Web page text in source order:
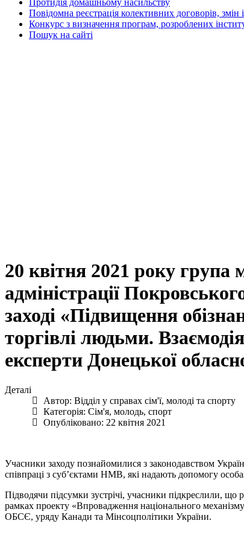
Протидія домашньому насильству
Повідомна реєстрація колективних договорів,
Конкурс з визначення програм, розроблених
Пошук на сайті
20 квітня 2021 року група
адміністрації
заході «Підвищення
торгівлі людьми.
експерти Донецької
Деталі
Автор: Відділ у справах сім'ї, молоді та спорту
Категорія: Сім'я, молодь, спорт
Опубліковано: 22 квітня 2021
Учасники заходу познайомилися з законодавством
співпраці з суб’єктами НМВ, які надають допомогу
Підводячи підсумки зустрічі, учасники підкреслили,
рамках проекту «Впровадження національного механізму
ОБСЄ, уряду Канади та Мінсоцполітики України.